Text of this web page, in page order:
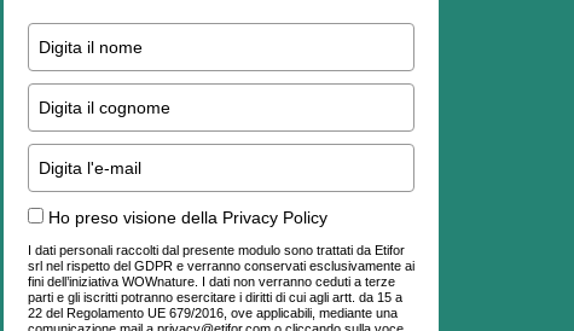
Ho preso visione della Privacy Policy
I dati personali raccolti dal presente modulo sono trattati da Etifor
srl nel rispetto del GDPR e verranno conservati esclusivamente ai
fini dell’iniziativa WOWnature. I dati non verranno ceduti a terze
parti e gli iscritti potranno esercitare i diritti di cui agli artt. da 15 a
22 del Regolamento UE 679/2016, ove applicabili, mediante una